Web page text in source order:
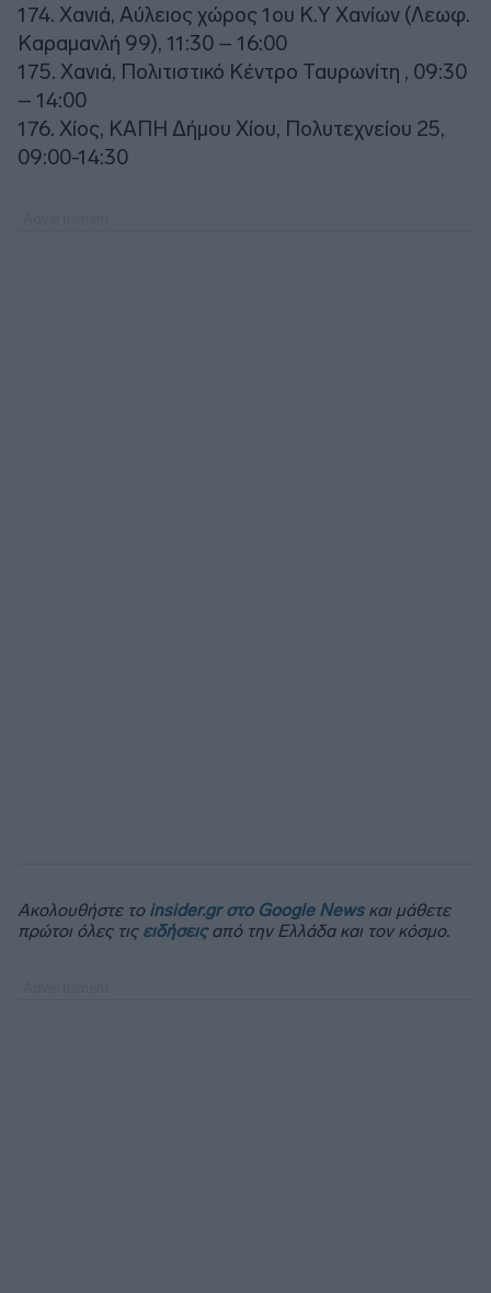
174. Χανιά, Αύλειος χώρος 1ου Κ.Υ Χανίων (Λεωφ.
Καραμανλή 99), 11:30 – 16:00
175. Χανιά, Πολιτιστικό Κέντρο Ταυρωνίτη , 09:30
– 14:00
176. Χίος, ΚΑΠΗ Δήμου Χίου, Πολυτεχνείου 25,
09:00-14:30
Ακολουθήστε το insider.gr στο Google Newsκαι μάθετε
πρώτοι όλες τις ειδήσειςαπό την Ελλάδα και τον κόσμο.